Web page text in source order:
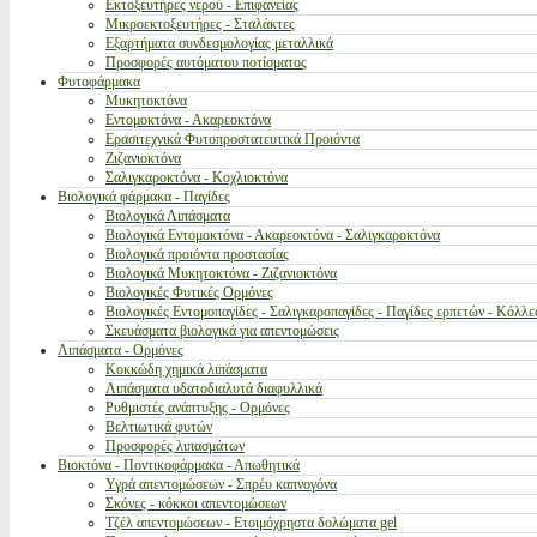
Εκτοξευτήρες νερού - Επιφανείας
Μικροεκτοξευτήρες - Σταλάκτες
Εξαρτήματα συνδεσμολογίας μεταλλικά
Προσφορές αυτόματου ποτίσματος
Φυτοφάρμακα
Μυκητοκτόνα
Εντομοκτόνα - Ακαρεοκτόνα
Ερασιτεχνικά Φυτοπροστατευτικά Προιόντα
Ζιζανιοκτόνα
Σαλιγκαροκτόνα - Κοχλιοκτόνα
Βιολογικά φάρμακα - Παγίδες
Βιολογικά Λιπάσματα
Βιολογικά Εντομοκτόνα - Ακαρεοκτόνα - Σαλιγκαροκτόνα
Βιολογικά προιόντα προστασίας
Βιολογικά Μυκητοκτόνα - Ζιζανιοκτόνα
Βιολογικές Φυτικές Ορμόνες
Βιολογικές Εντομοπαγίδες - Σαλιγκαροπαγίδες - Παγίδες ερπετών -
Σκευάσματα βιολογικά για απεντομώσεις
Λιπάσματα - Ορμόνες
Κοκκώδη χημικά λιπάσματα
Λιπάσματα υδατοδιαλυτά διαφυλλικά
Ρυθμιστές ανάπτυξης - Ορμόνες
Βελτιωτικά φυτών
Προσφορές λιπασμάτων
Βιοκτόνα - Ποντικοφάρμακα - Απωθητικά
Υγρά απεντομώσεων - Σπρέυ καπνογόνα
Σκόνες - κόκκοι απεντομώσεων
Τζέλ απεντομώσεων - Ετοιμόχρηστα δολώματα gel